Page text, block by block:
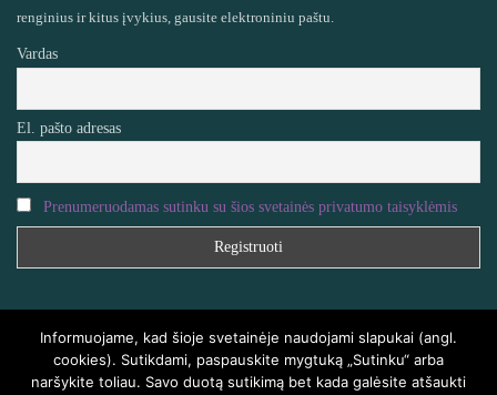
renginius ir kitus įvykius, gausite elektroniniu paštu.
Vardas
El. pašto adresas
Prenumeruodamas sutinku su šios svetainės privatumo taisyklėmis
VISOS TEISĖS SAUGOMOS HOMEAIR.LT
Informuojame, kad šioje svetainėje naudojami slapukai (angl.
cookies). Sutikdami, paspauskite mygtuką „Sutinku“ arba
naršykite toliau. Savo duotą sutikimą bet kada galėsite atšaukti